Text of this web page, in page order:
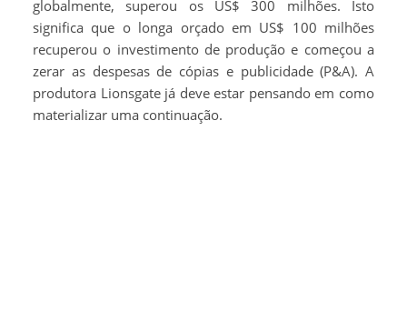
globalmente, superou os US$ 300 milhões. Isto
significa que o longa orçado em US$ 100 milhões
recuperou o investimento de produção e começou a
zerar as despesas de cópias e publicidade (P&A). A
produtora Lionsgate já deve estar pensando em como
materializar uma continuação.